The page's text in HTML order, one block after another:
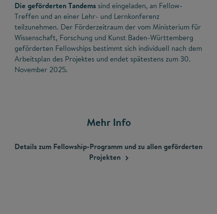
Die geförderten Tandems sind eingeladen, an Fellow-
Treffen und an einer Lehr- und Lernkonferenz
teilzunehmen. Der Förderzeitraum der vom Ministerium für
Wissenschaft, Forschung und Kunst Baden-Württemberg
geförderten Fellowships bestimmt sich individuell nach dem
Arbeitsplan des Projektes und endet spätestens zum 30.
November 2025.
Mehr Info
Details zum Fellowship-Programm und zu allen geförderten
Projekten